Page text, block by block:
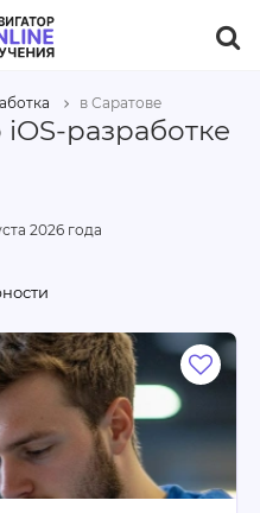
в Саратове
разработке
2026 года